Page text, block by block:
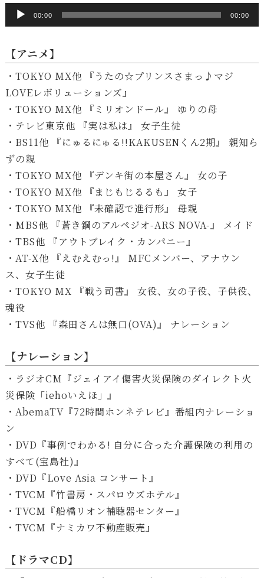
ー
ヤ
声
プ
ヤ
00:00 00:00
【アニメ】
・TOKYO MX他 『うたの☆プリンスさまっ♪マジ
LOVEレボリューションズ』
・TOKYO MX他 『ミリオンドール』 ゆりの母
・テレビ東京他 『実は私は』 女子生徒
・BS11他 『にゅるにゅる!!KAKUSENくん2期』 親知ら
ずの親
・TOKYO MX他 『デンキ街の本屋さん』 女の子
・TOKYO MX他 『まじもじるるも』 女子
・TOKYO MX他 『未確認で進行形』 母親
・MBS他 『蒼き鋼のアルペジオ-ARS NOVA-』 メイド
・TBS他 『アウトブレイク・カンパニー』
・AT-X他 『えむえむっ!』 MFCメンバー、アナウン
ス、女子生徒
・TOKYO MX 『戦う司書』 女役、女の子役、子供役、
魂役
・TVS他 『森田さんは無口(OVA)』 ナレーション
【ナレーション】
・ラジオCM『ジェイアイ傷害火災保険のダイレクト火
災保険「iehoいえほ」』
・AbemaTV『72時間ホンネテレビ』番組内ナレーショ
ン
・DVD『事例でわかる! 自分に合った介護保険の利用の
すべて(宝島社)』
・DVD『Love Asia コンサート』
・TVCM『竹書房・スパロウズホテル』
・TVCM『船橋リオン補聴器センター』
・TVCM『ナミカワ不動産販売』
【ドラマCD】